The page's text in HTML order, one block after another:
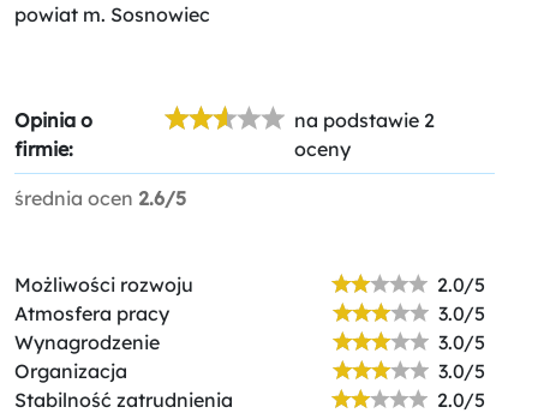
powiat m. Sosnowiec
Opinia o
firmie:
na podstawie 2
oceny
średnia ocen 2.6/5
Możliwości rozwoju
2.0/5
Atmosfera pracy
3.0/5
Wynagrodzenie
3.0/5
Organizacja
3.0/5
Stabilność zatrudnienia
2.0/5